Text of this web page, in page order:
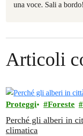
una voce. Sali a bordo!
Articoli
Proteggi Foreste
Perché gli alberi in
climatica